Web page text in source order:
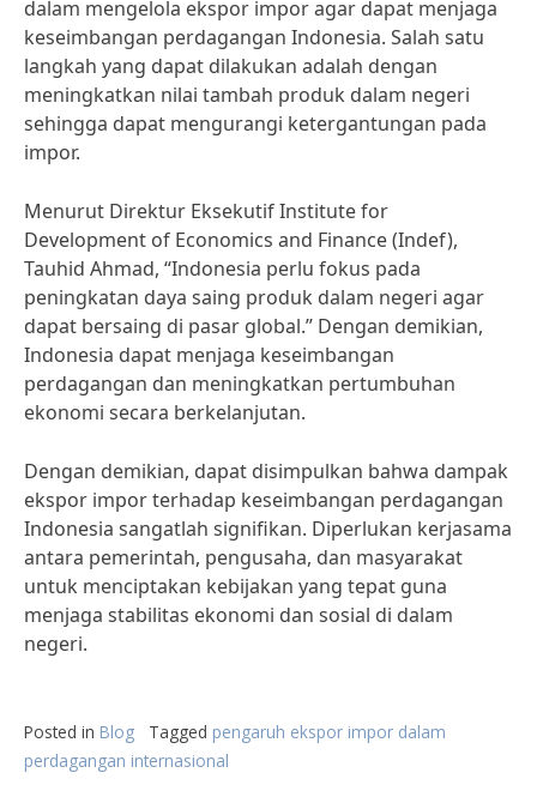
dalam mengelola ekspor impor agar dapat menjaga
keseimbangan perdagangan Indonesia. Salah satu
langkah yang dapat dilakukan adalah dengan
meningkatkan nilai tambah produk dalam negeri
sehingga dapat mengurangi ketergantungan pada
impor.
Menurut Direktur Eksekutif Institute for
Development of Economics and Finance (Indef),
Tauhid Ahmad, “Indonesia perlu fokus pada
peningkatan daya saing produk dalam negeri agar
dapat bersaing di pasar global.” Dengan demikian,
Indonesia dapat menjaga keseimbangan
perdagangan dan meningkatkan pertumbuhan
ekonomi secara berkelanjutan.
Dengan demikian, dapat disimpulkan bahwa dampak
ekspor impor terhadap keseimbangan perdagangan
Indonesia sangatlah signifikan. Diperlukan kerjasama
antara pemerintah, pengusaha, dan masyarakat
untuk menciptakan kebijakan yang tepat guna
menjaga stabilitas ekonomi dan sosial di dalam
negeri.
Posted in Blog Tagged pengaruh ekspor impor dalam
perdagangan internasional